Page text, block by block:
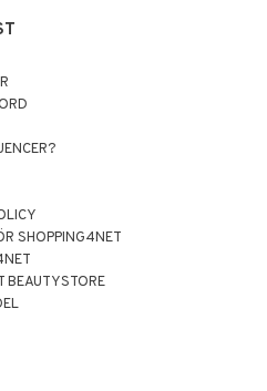
SHOPPING4NET
BEAUTYSTORE